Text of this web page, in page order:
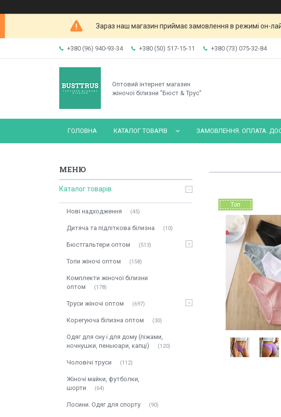
Зараз наш магазин приймає замовлення в режимі он-
+380 (96) 940-93-34 +380 (50) 517-15-11 +380 (73) 075-32-84
Оптовий інтернет магазин
жіночої білизни "Бюст & Трус"
ГОЛОВНА КАТАЛОГ ТОВАРІВ ЗАМОВЛЕННЯ. ОПЛАТА.
Топ
Каталог товарів
Нові надходження 45
Дитяча та підліткова білизна 10
Бюстгальтери оптом 513
Топи жіночі оптом 158
Комплекти жіночої білизни
оптом
178
Труси жіночі оптом 697
Корегуюча білизна оптом 30
Одяг для сну і для дому (піжами,
ночнушки, пеньюари, капці)
120
Чоловічі труси 112
Жіночі майки, футболки,
шорти
64
Лосини. Одяг для спорту 90